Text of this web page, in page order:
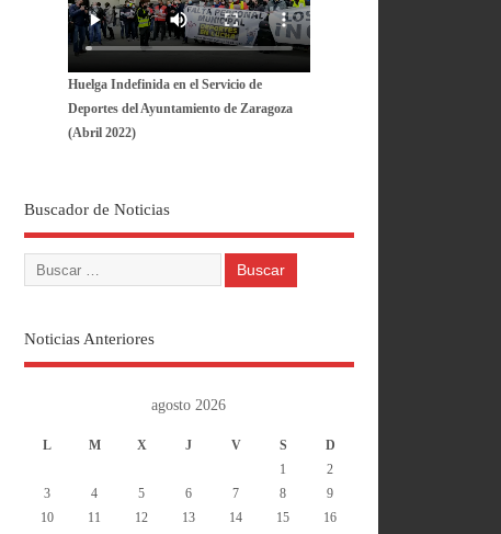
Huelga Indefinida en el Servicio de
Deportes del Ayuntamiento de Zaragoza
(Abril 2022)
Buscador de Noticias
Noticias Anteriores
agosto 2026
L M X J V S
D
1
2
3
4 5 6 7 8
9
10
11 12 13 14 15
16